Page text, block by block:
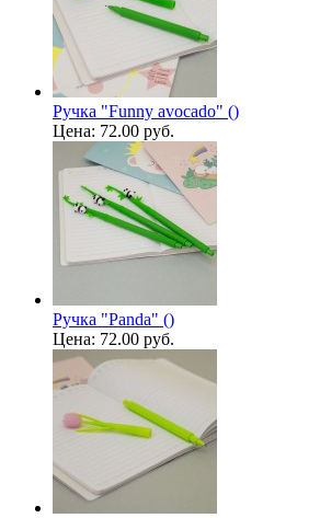
Ручка "Funny avocado" ()
Цена: 72.00 руб.
Ручка "Panda" ()
Цена: 72.00 руб.